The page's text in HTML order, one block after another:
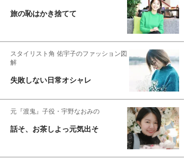
旅の恥はかき捨てて
スタイリスト角 佑宇子のファッション図
解
失敗しない日常オシャレ
元『渡鬼』子役・宇野なおみの
話そ、お茶しよっ元気出そ